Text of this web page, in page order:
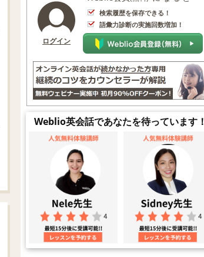
ログイン
検索履歴を保存できる！
語彙力診断の実施回数増加！
Weblio英会話であなたを待っています！